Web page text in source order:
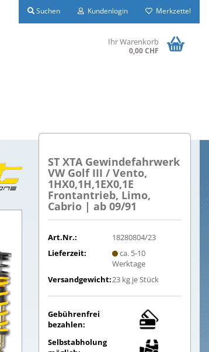
Suchen Kundenlogin Merkzettel
Ihr Warenkorb
0,00 CHF
ST XTA Gewindefahrwerk
VW Golf III / Vento,
1HX0,1H,1EX0,1E
Frontantrieb, Limo,
Cabrio | ab 09/91
Art.Nr.:
18280804/23
Lieferzeit:
ca. 5-10
Werktage
Versandgewicht:23 kg je Stück
Gebührenfrei
bezahlen:
Selbstabholung